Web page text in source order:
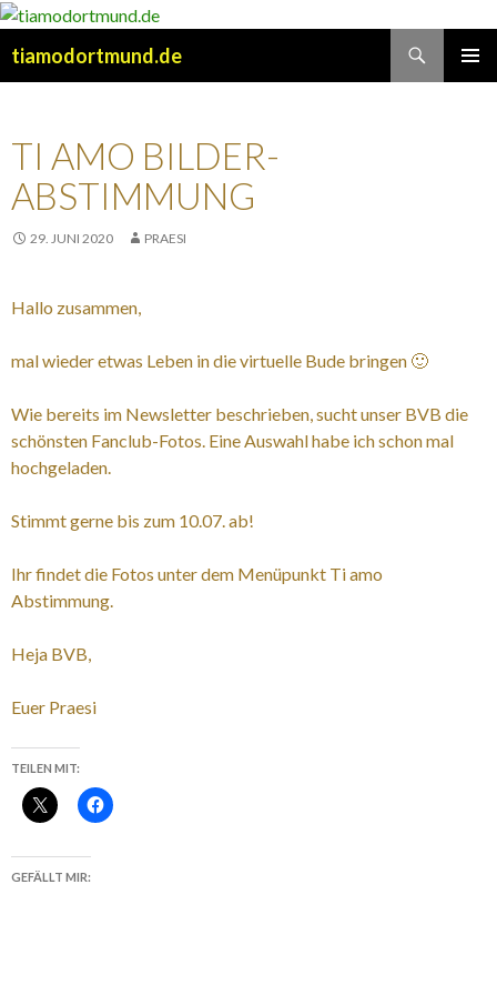
tiamodortmund.de
TI AMO BILDER-
ABSTIMMUNG
29. JUNI 2020 PRAESI
Hallo zusammen,
mal wieder etwas Leben in die virtuelle Bude bringen 🙂
Wie bereits im Newsletter beschrieben, sucht unser BVB die
schönsten Fanclub-Fotos. Eine Auswahl habe ich schon mal
hochgeladen.
Stimmt gerne bis zum 10.07. ab!
Ihr findet die Fotos unter dem Menüpunkt Ti amo
Abstimmung.
Heja BVB,
Euer Praesi
TEILEN MIT:
GEFÄLLT MIR: